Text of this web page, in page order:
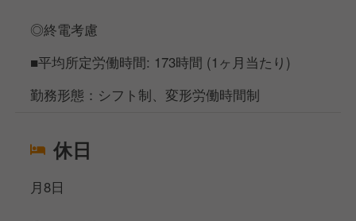
◎終電考慮
■平均所定労働時間: 173時間 (1ヶ月当たり)
勤務形態：シフト制、変形労働時間制
休日
月8日